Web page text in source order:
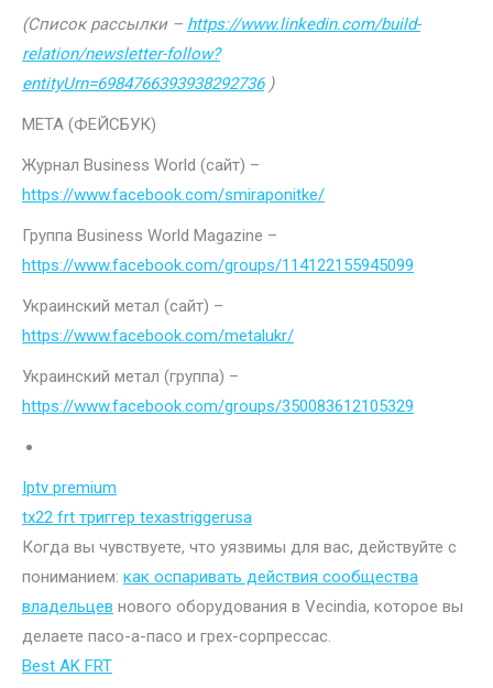
(Список рассылки – https://www.linkedin.com/build-
relation/newsletter-follow?
entityUrn=6984766393938292736)
МЕТА (ФЕЙСБУК)
Журнал Business World (сайт) –
https://www.facebook.com/smiraponitke/
Группа Business World Magazine –
https://www.facebook.com/groups/114122155945099
Украинский метал (сайт) –
https://www.facebook.com/metalukr/
Украинский метал (группа) –
https://www.facebook.com/groups/350083612105329
Iptv premium
tx22 frt триггер texastriggerusa
Когда вы чувствуете, что уязвимы для вас, действуйте с
пониманием: как оспаривать действия сообщества
владельцев нового оборудования в Vecindia, которое вы
делаете пасо-а-пасо и грех-сорпрессас.
Best AK FRT